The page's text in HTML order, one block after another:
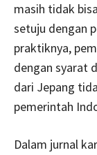
masih tidak
setuju dengan
praktiknya,
dengan syarat
dari Jepang
pemerintah
Dalam jurnal